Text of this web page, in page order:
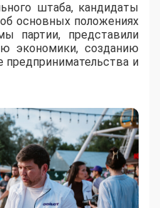
штаба, кандидаты
основных положениях
партии, представили
экономики, созданию
предпринимательства и